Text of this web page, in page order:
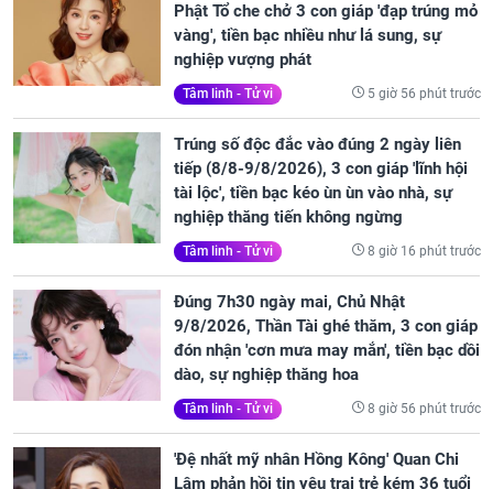
Phật Tổ che chở 3 con giáp 'đạp trúng mỏ
vàng', tiền bạc nhiều như lá sung, sự
nghiệp vượng phát
Tâm linh - Tử vi 5 giờ 56 phút trước
Trúng số độc đắc vào đúng 2 ngày liên
tiếp (8/8-9/8/2026), 3 con giáp 'lĩnh hội
tài lộc', tiền bạc kéo ùn ùn vào nhà, sự
nghiệp thăng tiến không ngừng
Tâm linh - Tử vi 8 giờ 16 phút trước
Đúng 7h30 ngày mai, Chủ Nhật
9/8/2026, Thần Tài ghé thăm, 3 con giáp
đón nhận 'cơn mưa may mắn', tiền bạc dồi
dào, sự nghiệp thăng hoa
Tâm linh - Tử vi 8 giờ 56 phút trước
'Đệ nhất mỹ nhân Hồng Kông' Quan Chi
Lâm phản hồi tin yêu trai trẻ kém 36 tuổi